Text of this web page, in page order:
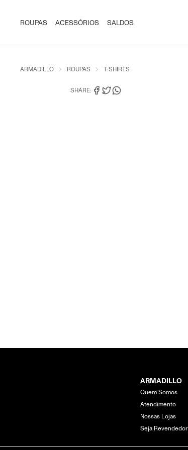
ROUPAS ACESSÓRIOS SALDOS
ARMADILLO ROUPAS T-SHIRTS
SHARE:
ARMADILLO
Quem Somos
Atendimento
Nossas Lojas
Seja Revendedor